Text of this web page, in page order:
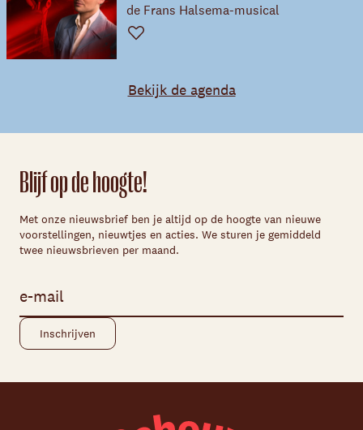
de Frans Halsema-musical
Favoriet
Bekijk de agenda
Blijf op de hoogte!
Met onze nieuwsbrief ben je altijd op de hoogte van nieuwe
voorstellingen, nieuwtjes en acties. We sturen je gemiddeld
twee nieuwsbrieven per maand.